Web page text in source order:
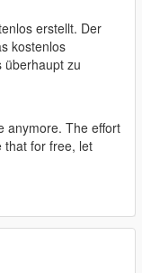
erstellt. Der
kostenlos
überhaupt zu
anymore. The effort
that for free, let